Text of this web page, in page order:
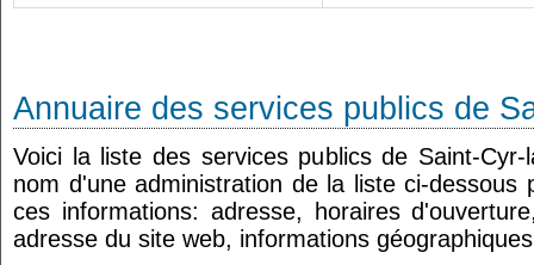
Annuaire des services publics de
Voici la liste des services publics de Saint-
nom d'une administration de la liste ci-dessous
ces informations: adresse, horaires
adresse du site web, informations